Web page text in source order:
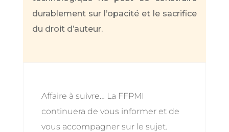
durablement sur l’opacité et le sacrifice
du droit d’auteur.
Affaire à suivre… La FFPMI
continuera de vous informer et de
vous accompagner sur le sujet.